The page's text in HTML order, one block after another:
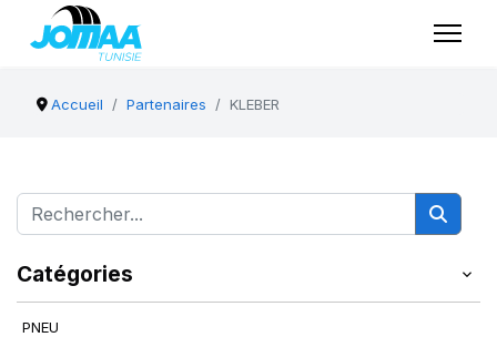
Accueil Partenaires KLEBER
Catégories
PNEU